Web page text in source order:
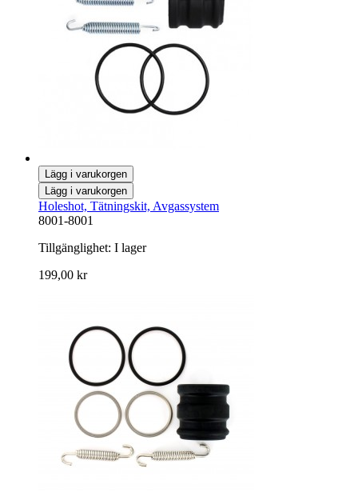
Lägg i varukorgen
Lägg i varukorgen
Holeshot, Tätningskit, Avgassystem
8001-8001
Tillgänglighet: I lager
199,00 kr